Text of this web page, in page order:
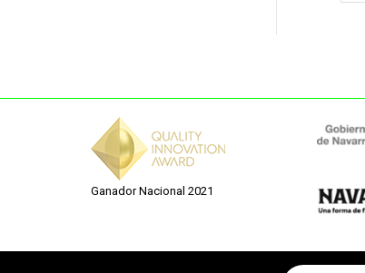
Ganador Nacional 2021